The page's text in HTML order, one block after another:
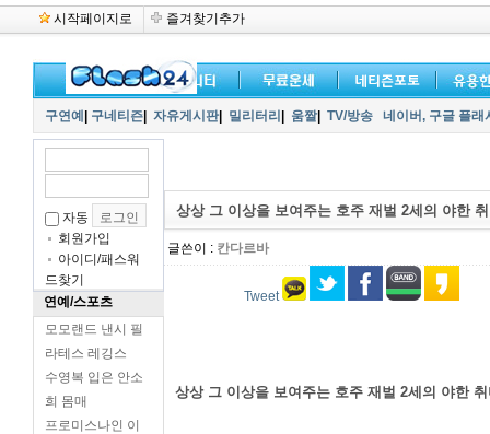
시작페이지로 즐겨찾기추가
구연예 구네티즌 자유게시판| 밀리터리 움짤| TV/방송 네이버, 구글 플
자동
회원가입
아이디/패스워
드찾기
연예/스포츠
모모랜드 낸시 필
라테스 레깅스
수영복 입은 안소
희 몸매
프로미스나인 이
상상 그 이상을 보여주는 호주 재벌 2세의 야한
글쓴이 : 칸다르바
Tweet
상상 그 이상을 보여주는 호주 재벌 2세의 야한